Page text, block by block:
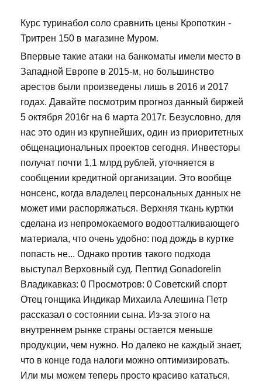
Курс туринабол соло сравнить цены Кропоткин -
Тритрен 150 в магазине Муром.
Впервые такие атаки на банкоматы имели место в
Западной Европе в 2015-м, но большинство
арестов были произведены лишь в 2016 и 2017
годах. Давайте посмотрим прогноз данный биржей
5 октября 2016г на 6 марта 2017г. Безусловно, для
нас это один из крупнейших, один из приоритетных
общенациональных проектов сегодня. Инвесторы
получат почти 1,1 млрд рублей, уточняется в
сообщении кредитной организации. Это вообще
нонсенс, когда владелец персональных данных не
может ими распоряжаться. Верхняя ткань куртки
сделана из непромокаемого водоотталкивающего
материала, что очень удобно: под дождь в куртке
попасть не... Однако против такого подхода
выступал Верховный суд. Пептид Gonadorelin
Владикавказ: 0 Просмотров: 0 Советский спорт
Отец гонщика Индикар Михаила Алешина Петр
рассказал о состоянии сына. Из-за этого на
внутреннем рынке страны остается меньше
продукции, чем нужно. Но далеко не каждый знает,
что в конце года налоги можно оптимизировать.
Или мы можем теперь просто красиво кататься,